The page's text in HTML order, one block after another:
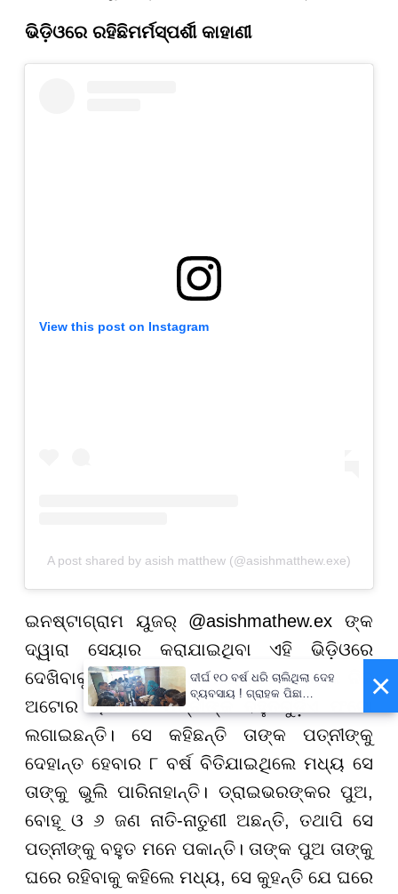
ଭିଡ଼ିଓରେ ରହିଛିମର୍ମସ୍ପର୍ଶୀ କାହାଣୀ
View this post on Instagram
A post shared by asish matthew (@asishmatthew.exe)
ଇନଷ୍ଟାଗ୍ରାମ ୟୁଜର୍ @asishmathew.ex ଙ୍କ
ଦ୍ୱାରା ସେୟାର କରାଯାଇଥିବା ଏହି ଭିଡ଼ିଓରେ
ଦେଖିବାକୁ ମିଳିଛି ଯେ, ଅଟୋ ଡ୍ରାଇଭର ଜଣକ ନିଜ
ଅଟୋର ଚାରିପଟେ ପତ୍ନୀଙ୍କ ବହୁତଗୁଡ଼ିଏ ଫଟୋ
ଲଗାଇଛନ୍ତି। ସେ କହିଛନ୍ତି ତାଙ୍କ ପତ୍ନୀଙ୍କୁ
ଦେହାନ୍ତ ହେବାର ୮ ବର୍ଷ ବିତିଯାଇଥିଲେ ମଧ୍ୟ ସେ
ତାଙ୍କୁ ଭୁଲି ପାରିନାହାନ୍ତି। ଡ୍ରାଇଭରଙ୍କର ପୁଅ,
ବୋହୂ ଓ ୬ ଜଣ ନାତି-ନାତୁଣୀ ଅଛନ୍ତି, ତଥାପି ସେ
ପତ୍ନୀଙ୍କୁ ବହୁତ ମନେ ପକାନ୍ତି। ତାଙ୍କ ପୁଅ ତାଙ୍କୁ
ଘରେ ରହିବାକୁ କହିଲେ ମଧ୍ୟ, ସେ କୁହନ୍ତି ଯେ ଘରେ
×
ଦୀର୍ଘ ୧୦ ବର୍ଷ ଧରି ଚାଲିଥିଲା ଦେହ
ବ୍ୟବସାୟ ! ଗ୍ରାହକ ପିଛା
ନିଆଯାଉଥିଲା ଅତିରିକ୍ତ ୫୦୦
ଟଙ୍କା !